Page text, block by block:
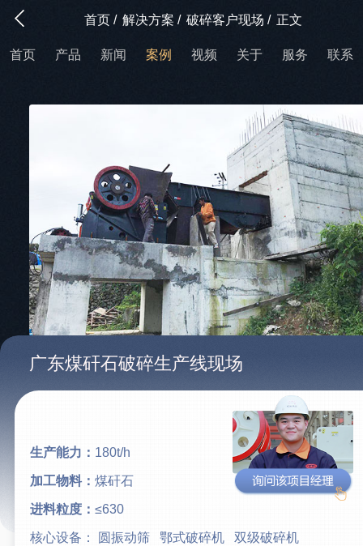
首页 / 解决方案 / 破碎客户现场 / 正文
首页 产品 新闻 案例 视频 关于 服务 联系
广东煤矸石破碎生产线现场
生产能力： 180t/h
加工物料：煤矸石
进料粒度：≤630
核心设备： 圆振动筛 鄂式破碎机 双级破碎机